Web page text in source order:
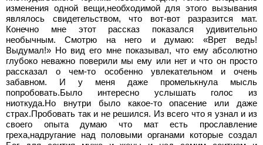
изменения одной вещи,необходимой для этого вызывания
являлось свидетельством, что вот-вот разразится мат.
Конечно мне этот рассказ показался удивительно
необычным. Смотрю на него и думаю: «Врет ведь!
Выдумал!» Но вид его мне показывал, что ему абсолютно
глубоко неважно поверили мы ему или нет и что он просто
рассказал о чем-то особенно увлекательном и очень
забавном. И у меня даже промелькнула мысль
попробовать.Было интересно услышать голос из
ниоткуда.Но внутри было какое-то опасение или даже
страх.Пробовать так и не решился. Из всего что я узнал и из
своего опыта думаю что мат есть прославление
греха,надругание над половыми органами которые создал